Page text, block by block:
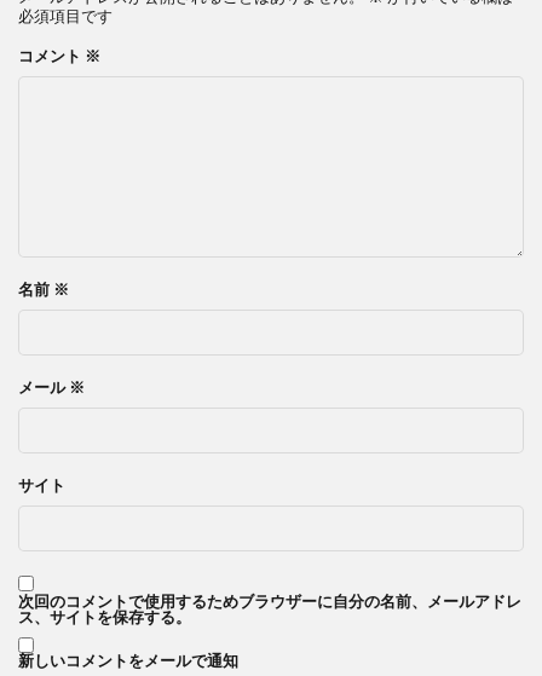
必須項目です
コメント ※
名前 ※
メール ※
サイト
次回のコメントで使用するためブラウザーに自分の名前、メールアドレ
ス、サイトを保存する。
新しいコメントをメールで通知